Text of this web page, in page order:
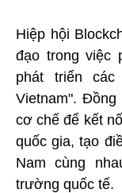
Hiệp hội
đạo trong việc
phát triển các
Vietnam".
cơ chế để kết
quốc gia, tạo
Nam cùng
trường quốc tế.